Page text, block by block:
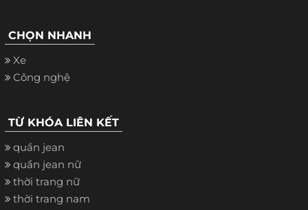
CHỌN NHANH
Xe
Công nghệ
TỪ KHÓA LIÊN KẾT
quần jean
quần jean nữ
thời trang nữ
thời trang nam